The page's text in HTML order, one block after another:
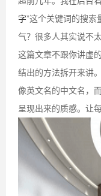
字”这个关键词的搜
气？很多人其实说不太
这篇文章不跟你讲虚
结出的方法拆开来讲
像英文名的中文名，
呈现出来的质感。让